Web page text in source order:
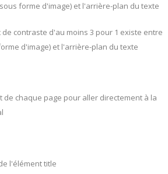
forme d'image) et l'arrière-plan du texte
contraste d'au moins 3 pour 1 existe entre
d'image) et l'arrière-plan du texte
chaque page pour aller directement à la
l'élément title